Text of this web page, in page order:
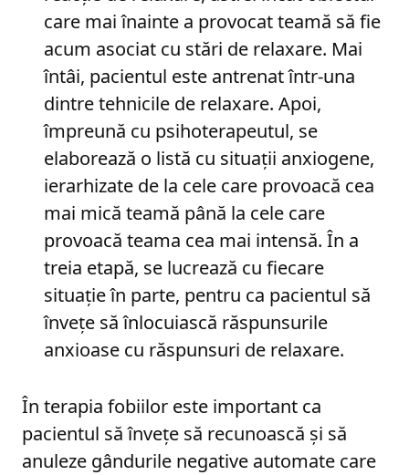
care mai înainte a provocat teamă să fie
acum asociat cu stări de relaxare. Mai
întâi, pacientul este antrenat într-una
dintre tehnicile de relaxare. Apoi,
împreună cu psihoterapeutul, se
elaborează o listă cu situații anxiogene,
ierarhizate de la cele care provoacă cea
mai mică teamă până la cele care
provoacă teama cea mai intensă. În a
treia etapă, se lucrează cu fiecare
situație în parte, pentru ca pacientul să
învețe să înlocuiască răspunsurile
anxioase cu răspunsuri de relaxare.
În terapia fobiilor este important ca
pacientul să învețe să recunoască și să
anuleze gândurile negative automate care